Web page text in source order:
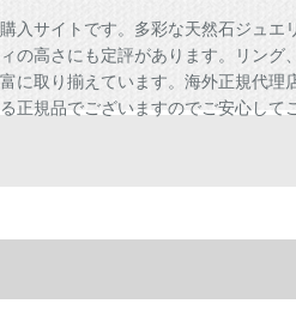
入サイトです。多彩な天然石ジュエ
の高さにも定評があります。リング
に取り揃えています。海外正規代理
正規品でございますのでご安心して